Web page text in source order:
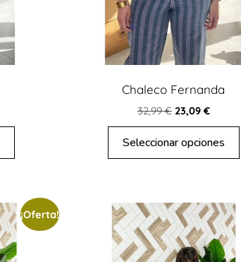
Chaleco Fernanda
32,99€ 23,09 €
Seleccionar opciones
¡Oferta!